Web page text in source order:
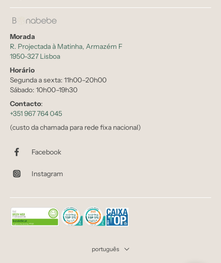
Morada
R. Projectada à Matinha, Armazém F
1950-327 Lisboa
Horário
Segunda a sexta: 11h00–20h00
Sábado: 10h00–19h30
Contacto:
+351 967 764 045
(custo da chamada para rede fixa nacional)
Facebook
Instagram
português